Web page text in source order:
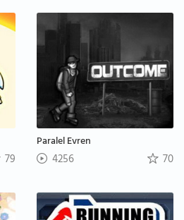
79
Paralel Evren
4256 70